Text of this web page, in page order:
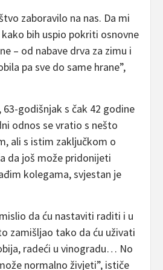
zaboravilo na nas. Da mi
bih uspio pokriti osnovne
– od nabave drva za zimu i
pa sve do same hrane”,
63-godišnjak s čak 42 godine
odnos se vratio s nešto
ali s istim zaključkom o
da još može pridonijeti
kolegama, svjestan je
da ću nastaviti raditi i u
zamišljao tako da ću uživati
radeći u vinogradu… No
normalno živjeti”, ističe